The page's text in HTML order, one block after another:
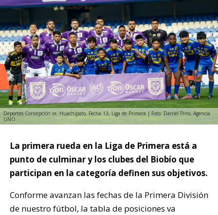
Deportes Concepción vs. Huachipato, Fecha 13, Liga de Primera | Foto: Daniel Pino, Agencia
UNO
La primera rueda en la Liga de Primera está a
punto de culminar y los clubes del Biobío que
participan en la categoría definen sus objetivos.
Conforme avanzan las fechas de la Primera División
de nuestro fútbol, la tabla de posiciones va